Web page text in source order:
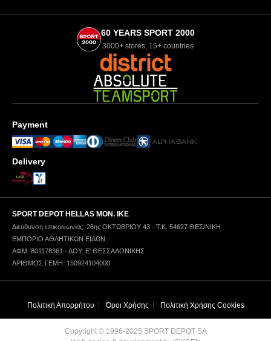
60 YEARS SPORT 2000
3000+ stores, 15+ countries
Payment
Delivery
SPORT DEPOT HELLAS ΜΟΝ. ΙΚΕ
Διεύθυνση επικοινωνίας: 26ης ΟΚΤΩΒΡΙΟΥ 43 - Τ.Κ. 54627 ΘΕΣ/ΝΙΚΗ
ΕΜΠΟΡΙΟ ΑΘΛΗΤΙΚΩΝ ΕΙΔΩΝ
ΑΦΜ: 801178361 - ΔΟΥ: Ε' ΘΕΣΣΑΛΟΝΙΚΗΣ
ΑΡΙΘΜΟΣ ΓΕΜΗ: 150924104000
Πολιτική Απορρήτου Όροι Χρήσης Πολιτική Χρήσης Cookies
Copyright © 1996-2025 SPORT DEPOT SA